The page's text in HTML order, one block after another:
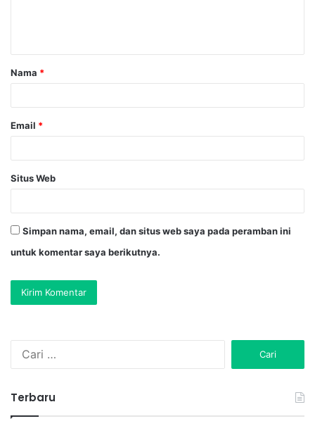
a
r
Nama *
Email *
Situs Web
Simpan nama, email, dan situs web saya pada peramban ini
untuk komentar saya berikutnya.
Terbaru